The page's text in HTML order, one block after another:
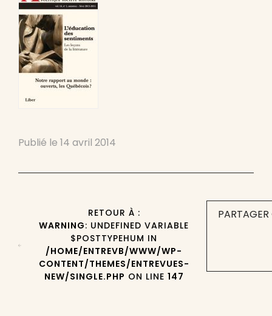
Publié le 14 avril 2014
RETOUR À :
WARNING: UNDEFINED VARIABLE
$POSTTYPEHUM IN
/HOME/ENTREVB/WWW/WP-
CONTENT/THEMES/ENTREVUES-
NEW/SINGLE.PHP ON LINE 147